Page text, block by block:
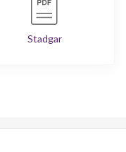
Stadgar